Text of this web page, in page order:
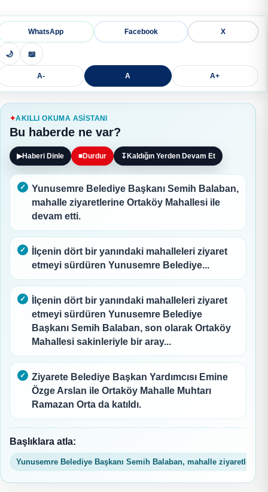
WhatsApp Facebook X
🌙 📖
A- A A+
AKILLI OKUMA ASISTANI
Bu haberde ne var?
▶Haberi Dinle ■Durdur ↧ Kaldığın Yerden Devam Et
Yunusemre Belediye Başkanı Semih Balaban,
mahalle ziyaretlerine Ortaköy Mahallesi ile
devam etti.
İlçenin dört bir yanındaki mahalleleri ziyaret
etmeyi sürdüren Yunusemre Belediye...
İlçenin dört bir yanındaki mahalleleri ziyaret
etmeyi sürdüren Yunusemre Belediye
Başkanı Semih Balaban, son olarak Ortaköy
Mahallesi sakinleriyle bir aray...
Ziyarete Belediye Başkan Yardımcısı Emine
Özge Arslan ile Ortaköy Mahalle Muhtarı
Ramazan Orta da katıldı.
Başlıklara atla:
Yunusemre Belediye Başkanı Semih Balaban, mahalle ziyaretlerine